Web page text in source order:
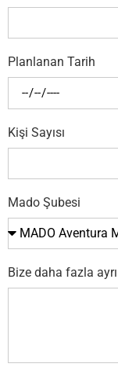
Planlanan Tarih
Kişi Sayısı
Mado Şubesi
Bize daha fazla